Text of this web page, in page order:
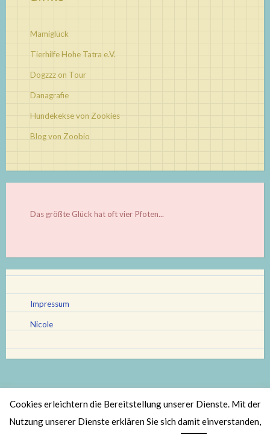
Mamiglück
Tierhilfe Hohe Tatra e.V.
Dogzzz on Tour
Danagrafie
Hundekekse von Zookies
Blog von Zoobio
Das größte Glück hat oft vier Pfoten...
Impressum
Nicole
Stolz bereitgestellt von WordPress |
Theme: Scratchpad von
Cookies erleichtern die Bereitstellung unserer Dienste. Mit der
Nutzung unserer Dienste erklären Sie sich damit einverstanden,